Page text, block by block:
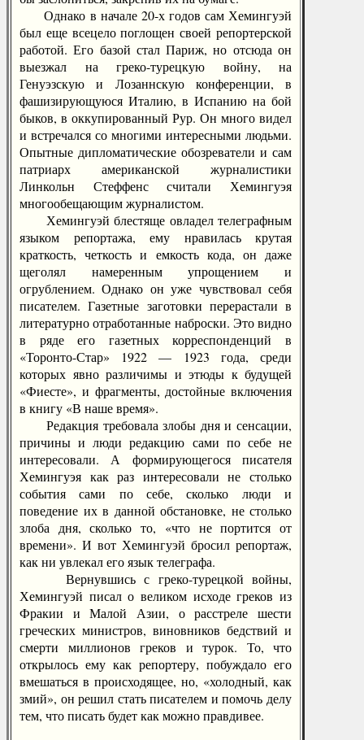
Однако в начале 20-х годов сам Хемингуэй
был еще всецело поглощен своей репортерской
работой. Его базой стал Париж, но отсюда он
выезжал на греко-турецкую войну, на
Генуэзскую и Лозаннскую конференции, в
фашизирующуюся Италию, в Испанию на бой
быков, в оккупированный Рур. Он много видел
и встречался со многими интересными людьми.
Опытные дипломатические обозреватели и сам
патриарх американской журналистики
Линкольн Стеффенс считали Хемингуэя
многообещающим журналистом.
Хемингуэй блестяще овладел телеграфным
языком репортажа, ему нравилась крутая
краткость, четкость и емкость кода, он даже
щеголял намеренным упрощением и
огрублением. Однако он уже чувствовал себя
писателем. Газетные заготовки перерастали в
литературно отработанные наброски. Это видно
в ряде его газетных корреспонденций в
«Торонто-Стар» 1922 — 1923 года, среди
которых явно различимы и этюды к будущей
«Фиесте», и фрагменты, достойные включения
в книгу «В наше время».
Редакция требовала злобы дня и сенсации,
причины и люди редакцию сами по себе не
интересовали. А формирующегося писателя
Хемингуэя как раз интересовали не столько
события сами по себе, сколько люди и
поведение их в данной обстановке, не столько
злоба дня, сколько то, «что не портится от
времени». И вот Хемингуэй бросил репортаж,
как ни увлекал его язык телеграфа.
Вернувшись с греко-турецкой войны,
Хемингуэй писал о великом исходе греков из
Фракии и Малой Азии, о расстреле шести
греческих министров, виновников бедствий и
смерти миллионов греков и турок. То, что
открылось ему как репортеру, побуждало его
вмешаться в происходящее, но, «холодный, как
змий», он решил стать писателем и помочь делу
тем, что писать будет как можно правдивее.